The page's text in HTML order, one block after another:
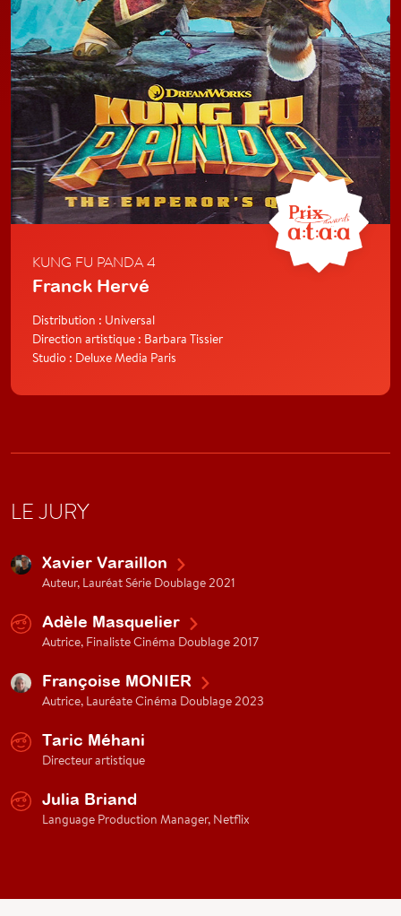
KUNG FU PANDA 4
Franck Hervé
Distribution : Universal
Direction artistique : Barbara Tissier
Studio : Deluxe Media Paris
LE JURY
Xavier Varaillon
Auteur, Lauréat Série Doublage 2021
Adèle Masquelier
Autrice, Finaliste Cinéma Doublage 2017
Françoise MONIER
Autrice, Lauréate Cinéma Doublage 2023
Taric Méhani
Directeur artistique
Julia Briand
Language Production Manager, Netflix